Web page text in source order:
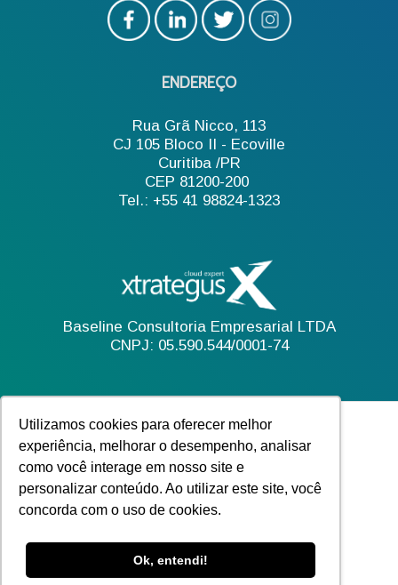
Utilizamos cookies para oferecer melhor
experiência, melhorar o desempenho, analisar
como você interage em nosso site e
personalizar conteúdo. Ao utilizar este site, você
concorda com o uso de cookies.
Ok, entendi!
ENDEREÇO
Rua Grã Nicco, 113
CJ 105 Bloco II - Ecoville
Curitiba /PR
CEP 81200-200
Tel.: +55 41 98824-1323
Baseline Consultoria Empresarial LTDA
CNPJ: 05.590.544/0001-74